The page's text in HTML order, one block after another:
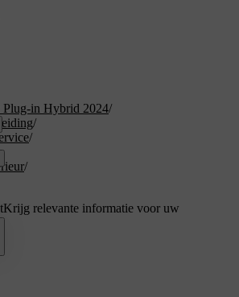
Plug-in Hybrid 2024/
/
/
/
Krijg relevante informatie voor uw